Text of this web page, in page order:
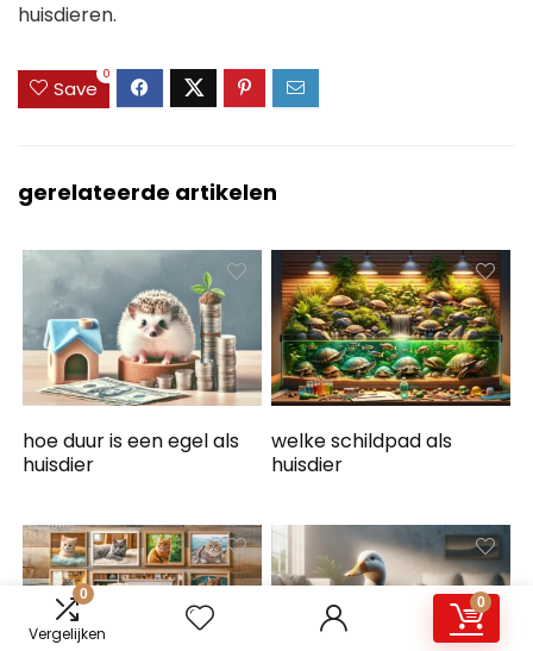
0
Vergelijken
0
huisdieren.
Save
0
gerelateerde artikelen
hoe duur is een egel als
huisdier
welke schildpad als
huisdier